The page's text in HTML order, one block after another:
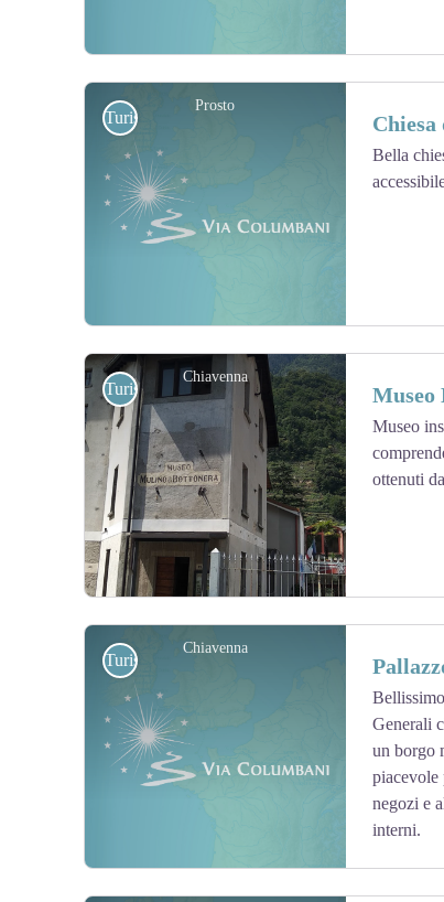
View picture in full screen
Prosto
View picture in full screen
Turistiche Chiesa
Bella
Chiavenna
View picture in full screen
Turistiche Museo
Museo
ottenuti
Chiavenna
Turistiche
Generali
un borgo
piacevole
negozi e
interni.